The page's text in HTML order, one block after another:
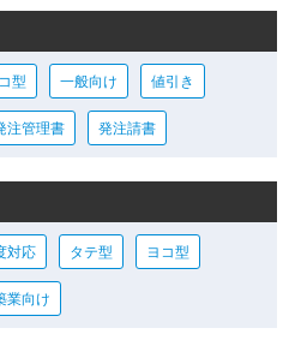
型 一般向け 値引き
注管理書 発注請書
対応 タテ型 ヨコ型
業向け